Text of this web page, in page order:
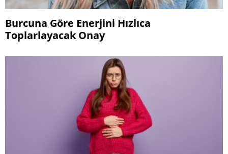
Burcuna Göre Enerjini Hızlıca
Toplarlayacak Onay